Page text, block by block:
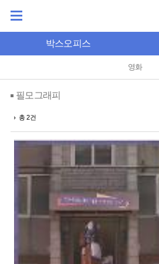
박스오피스
영화
필모그래피
총 2건